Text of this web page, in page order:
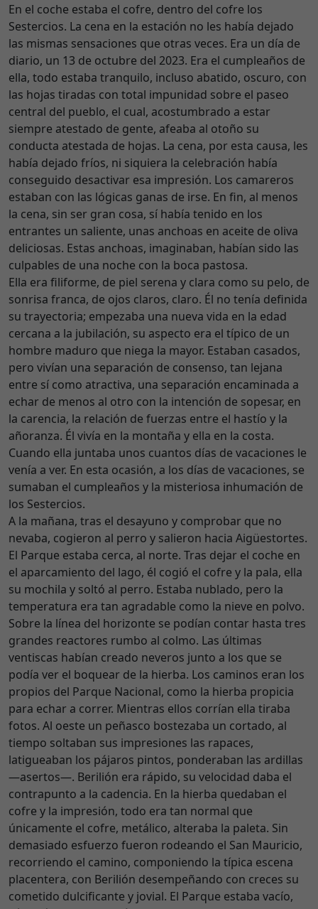
En el coche estaba el cofre, dentro del cofre los
Sestercios. La cena en la estación no les había dejado
las mismas sensaciones que otras veces. Era un día de
diario, un 13 de octubre del 2023. Era el cumpleaños de
ella, todo estaba tranquilo, incluso abatido, oscuro, con
las hojas tiradas con total impunidad sobre el paseo
central del pueblo, el cual, acostumbrado a estar
siempre atestado de gente, afeaba al otoño su
conducta atestada de hojas. La cena, por esta causa, les
había dejado fríos, ni siquiera la celebración había
conseguido desactivar esa impresión. Los camareros
estaban con las lógicas ganas de irse. En fin, al menos
la cena, sin ser gran cosa, sí había tenido en los
entrantes un saliente, unas anchoas en aceite de oliva
deliciosas. Estas anchoas, imaginaban, habían sido las
culpables de una noche con la boca pastosa.
Ella era filiforme, de piel serena y clara como su pelo, de
sonrisa franca, de ojos claros, claro. Él no tenía definida
su trayectoria; empezaba una nueva vida en la edad
cercana a la jubilación, su aspecto era el típico de un
hombre maduro que niega la mayor. Estaban casados,
pero vivían una separación de consenso, tan lejana
entre sí como atractiva, una separación encaminada a
echar de menos al otro con la intención de sopesar, en
la carencia, la relación de fuerzas entre el hastío y la
añoranza. Él vivía en la montaña y ella en la costa.
Cuando ella juntaba unos cuantos días de vacaciones le
venía a ver. En esta ocasión, a los días de vacaciones, se
sumaban el cumpleaños y la misteriosa inhumación de
los Sestercios.
A la mañana, tras el desayuno y comprobar que no
nevaba, cogieron al perro y salieron hacia Aigüestortes.
El Parque estaba cerca, al norte. Tras dejar el coche en
el aparcamiento del lago, él cogió el cofre y la pala, ella
su mochila y soltó al perro. Estaba nublado, pero la
temperatura era tan agradable como la nieve en polvo.
Sobre la línea del horizonte se podían contar hasta tres
grandes reactores rumbo al colmo. Las últimas
ventiscas habían creado neveros junto a los que se
podía ver el boquear de la hierba. Los caminos eran los
propios del Parque Nacional, como la hierba propicia
para echar a correr. Mientras ellos corrían ella tiraba
fotos. Al oeste un peñasco bostezaba un cortado, al
tiempo soltaban sus impresiones las rapaces,
latigueaban los pájaros pintos, ponderaban las ardillas
—asertos—. Berilión era rápido, su velocidad daba el
contrapunto a la cadencia. En la hierba quedaban el
cofre y la impresión, todo era tan normal que
únicamente el cofre, metálico, alteraba la paleta. Sin
demasiado esfuerzo fueron rodeando el San Mauricio,
recorriendo el camino, componiendo la típica escena
placentera, con Berilión desempeñando con creces su
cometido dulcificante y jovial. El Parque estaba vacío,